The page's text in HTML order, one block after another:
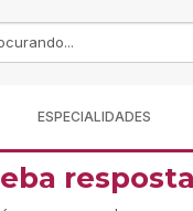
ESPECIALIDADES